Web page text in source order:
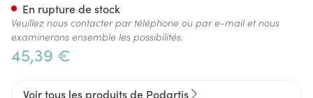
45,39 €
En rupture de stock
Veuillez nous contacter par téléphone ou par e-mail et nous
examinerons ensemble les possibilités.
Voir tous les produits de Podartis